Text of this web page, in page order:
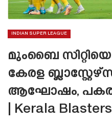
INDIAN SUPER LEAGUE
മുംബൈ സിറ്റിയെ
കേരള
ആഘോഷം, പകരം
| Kerala Blasters